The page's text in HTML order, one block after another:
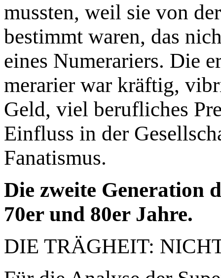
mussten, weil sie von
bestimmt wa­ren, das
eines Numerariers. Die
me­rarier war kräftig,
Geld, viel berufliches
Einfluss in der
Fanatismus.
Die zweite Generation
70er und 80er Jahre.
DIE TRÄGHEIT: